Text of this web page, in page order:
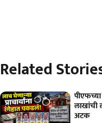
Related
लाखांची
अटक